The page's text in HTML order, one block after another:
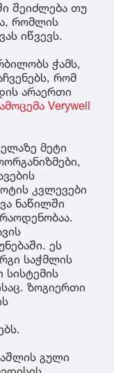
შეიძლება თუ
რომლის
იწვევს.
ჭამს,
რომ
არაერთი
Verywell
მეტი
კვლევები
ნაწილში
ეს
საჭმლის
სისტემის
ზოგიერთი
გული